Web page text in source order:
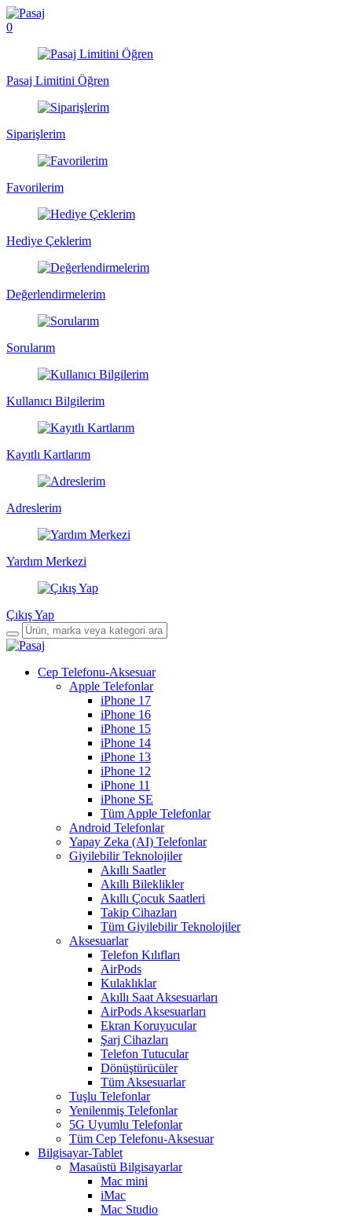
0
Pasaj Limitini Öğren
Siparişlerim
Favorilerim
Hediye Çeklerim
Değerlendirmelerim
Sorularım
Kullanıcı Bilgilerim
Kayıtlı Kartlarım
Adreslerim
Yardım Merkezi
Çıkış Yap
Cep Telefonu-Aksesuar
Apple Telefonlar
iPhone 17
iPhone 16
iPhone 15
iPhone 14
iPhone 13
iPhone 12
iPhone 11
iPhone SE
Tüm Apple Telefonlar
Android Telefonlar
Yapay Zeka (AI) Telefonlar
Giyilebilir Teknolojiler
Akıllı Saatler
Akıllı Bileklikler
Akıllı Çocuk Saatleri
Takip Cihazları
Tüm Giyilebilir Teknolojiler
Aksesuarlar
Telefon Kılıfları
AirPods
Kulaklıklar
Akıllı Saat Aksesuarları
AirPods Aksesuarları
Ekran Koruyucular
Şarj Cihazları
Telefon Tutucular
Dönüştürücüler
Tüm Aksesuarlar
Tuşlu Telefonlar
Yenilenmiş Telefonlar
5G Uyumlu Telefonlar
Tüm Cep Telefonu-Aksesuar
Bilgisayar-Tablet
Masaüstü Bilgisayarlar
Mac mini
iMac
Mac Studio